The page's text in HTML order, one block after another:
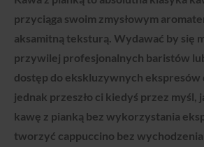
przyciąga swoim zmysłowym
aksamitną teksturą. Wydawać by się
przywilej profesjonalnych baristów
dostęp do ekskluzywnych ekspresów
jednak przeszło ci kiedyś przez myśl,
kawę z pianką bez wykorzystania
tworzyć cappuccino bez wychodzenia